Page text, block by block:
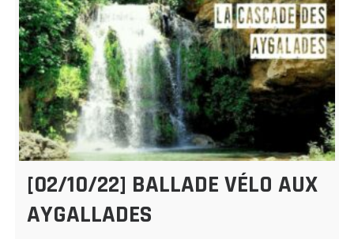
[02/10/22] BALLADE VÉLO AUX
AYGALLADES